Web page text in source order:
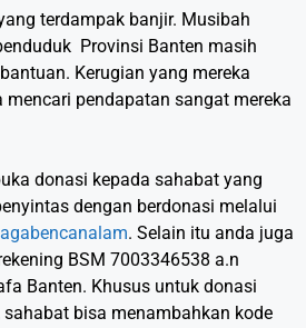
terdampak banjir. Musibah
Provinsi Banten masih
Kerugian yang mereka
pendapatan sangat mereka
donasi kepada sahabat yang
dengan berdonasi melalui
. Selain itu anda juga
BSM 7003346538 a.n
Banten. Khusus untuk donasi
sahabat bisa menambahkan kode